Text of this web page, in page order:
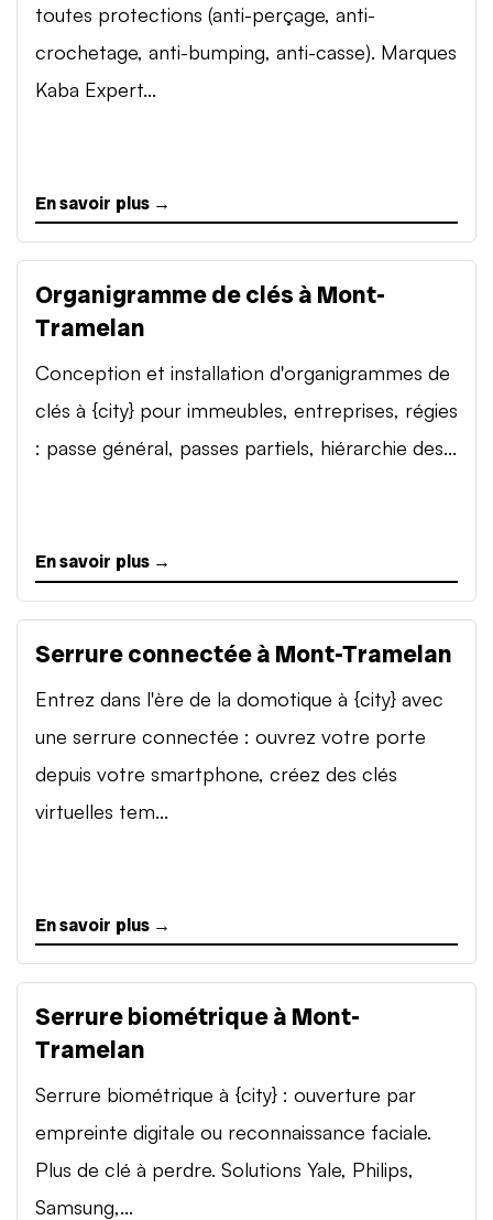
toutes protections (anti-perçage, anti-
crochetage, anti-bumping, anti-casse). Marques
Kaba Expert...
En savoir plus →
Organigramme de clés à Mont-
Tramelan
Conception et installation d'organigrammes de
clés à {city} pour immeubles, entreprises, régies
: passe général, passes partiels, hiérarchie des...
En savoir plus →
Serrure connectée à Mont-Tramelan
Entrez dans l'ère de la domotique à {city} avec
une serrure connectée : ouvrez votre porte
depuis votre smartphone, créez des clés
virtuelles tem...
En savoir plus →
Serrure biométrique à Mont-
Tramelan
Serrure biométrique à {city} : ouverture par
empreinte digitale ou reconnaissance faciale.
Plus de clé à perdre. Solutions Yale, Philips,
Samsung,...